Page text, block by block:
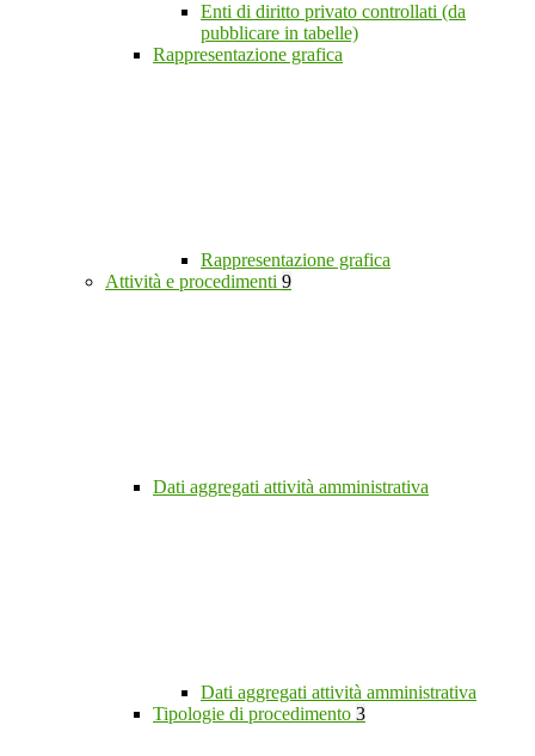
Enti di diritto privato controllati (da
pubblicare in tabelle)
Rappresentazione grafica
Rappresentazione grafica
Attività e procedimenti 9
Dati aggregati attività amministrativa
Dati aggregati attività amministrativa
Tipologie di procedimento 3